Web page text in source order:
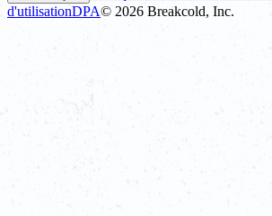
d'utilisationDPA© 2026 Breakcold, Inc.